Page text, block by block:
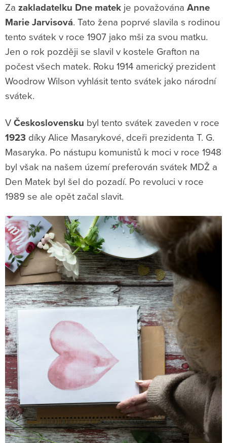
Za zakladatelku Dne matek je považována Anne
Marie Jarvisová. Tato žena poprvé slavila s rodinou
tento svátek v roce 1907 jako mši za svou matku.
Jen o rok později se slavil v kostele Grafton na
počest všech matek. Roku 1914 americký prezident
Woodrow Wilson vyhlásit tento svátek jako národní
svátek.
VČeskoslovensku byl tento svátek zaveden v roce
1923 díky Alice Masarykové, dceři prezidenta T. G.
Masaryka. Po nástupu komunistů k moci v roce 1948
byl však na našem území preferován svátek MDŽ a
Den Matek byl šel do pozadí. Po revoluci v roce
1989 se ale opět začal slavit.